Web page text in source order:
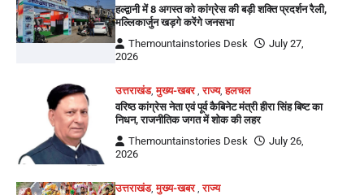
हल्द्वानी में 8 अगस्त को कांग्रेस की बड़ी शक्ति प्रदर्शन रैली,
मल्लिकार्जुन खड़गे करेंगे जनसभा
Themountainstories Desk
July 27,
2026
उत्तराखंड,मुख्य-खबर ,राज्य,हलचल
वरिष्ठ कांग्रेस नेता एवं पूर्व कैबिनेट मंत्री हीरा सिंह बिष्ट का
निधन, राजनीतिक जगत में शोक की लहर
Themountainstories Desk
July 26,
2026
उत्तराखंड,मुख्य-खबर ,राज्य